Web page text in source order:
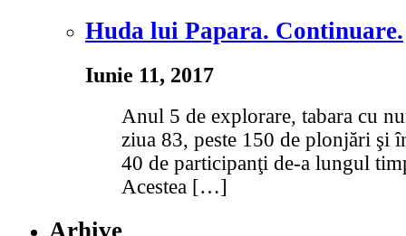
Huda lui Papara. Continuare.
Iunie 11, 2017
Anul 5 de explorare, tabara cu
ziua 83, peste 150 de plonjări şi
40 de participanţi de-a lungul
Acestea […]
Arhive